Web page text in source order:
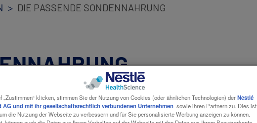
DIE PASSENDE SONDENNAHRUNG
„Zustimmen“ klicken, stimmen Sie der Nutzung von Cookies (oder ähnlichen Technologien) derNestlé
AG und mit ihr gesellschaftsrechtlich verbundenen Unternehmen sowie ihren Partnern zu. Dies ist
die Nutzung der Webseite zu verbessern und für Sie personalisierte Werbung anzeigen zu können.